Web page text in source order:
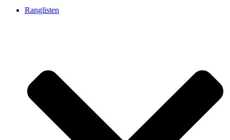
Ranglisten